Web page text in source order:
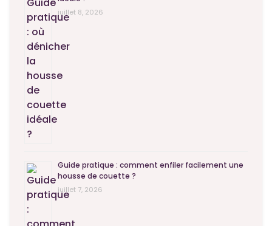
juillet 8, 2026
Guide pratique : comment enfiler facilement une
housse de couette ?
juillet 7, 2026